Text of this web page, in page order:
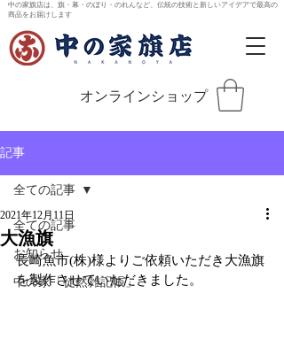
中の家旗店は、旗・幕・のぼり・のれんなど、伝統の技術と新しいアイデアで最高の
商品をお届けします
オンラインショップ
記事
全ての記事
お知らせ
中の家「徒然雑記帳」
全ての記事
大漁旗
2021年12月11日
長崎魚市(株)様よりご依頼いただき大漁旗
を製作させていただきました。